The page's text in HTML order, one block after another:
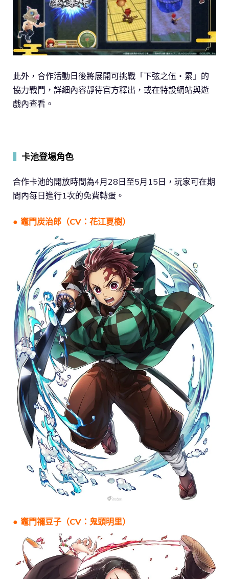
此外，合作活動日後將展開可挑戰「下弦之伍・累」的
協力戰鬥，詳細內容靜待官方釋出，或在特設網站與遊
戲內查看。
卡池登場角色
合作卡池的開放時間為4月28日至5月15日，玩家可在期
間內每日進行1次的免費轉蛋。
● 竈門炭治郎（CV：花江夏樹）
● 竈門禰豆子（CV：鬼頭明里）